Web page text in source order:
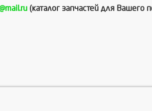
(каталог запчастей для Вашего